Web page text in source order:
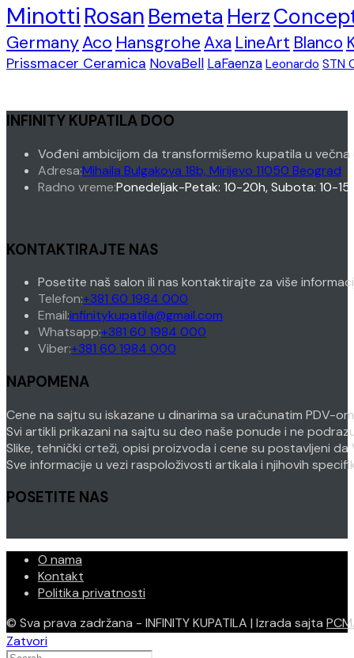
Minotti Rosan Bemeta Herz
GermanyAco HansgroheAxa LineArt Blanco
Prissmacer Ceramica NovaBell LaFaenza Leonardo STN
INFINITY KUPATILA DOO
Vođeni ambicijom da transformišemo kupatila u večna
Adresa:Mihaila Bulgakova 18b, Mirijevo 11050 Beograd
Radno vreme:Ponedeljak-Petak: 10-20h, Subota: 10-
KONTAKTIRAJTE NAS
Posetite naš salon ili nas kontaktirajte za više
Telefon:+381 60 1984 000
in
your
Email:infinitykupatila@gmail.com
Whatsapp:+381 60 1984 000
Viber:+381 60 1984 000
NAPOMENA
Cene na sajtu su iskazane u dinarima sa uračunatim PDV-
Svi artikli prikazani na sajtu su deo naše ponude i ne
Slike, tehnički crteži, opisi proizvoda i cene su postavljeni
Sve informacije u vezi raspoloživosti artikala i njihovih
POSETITE NAS
O nama
Kontakt
Politika privatnosti
© Sva prava zadržana - INFINITY KUPATILA | Izrada sajta
Zatvori